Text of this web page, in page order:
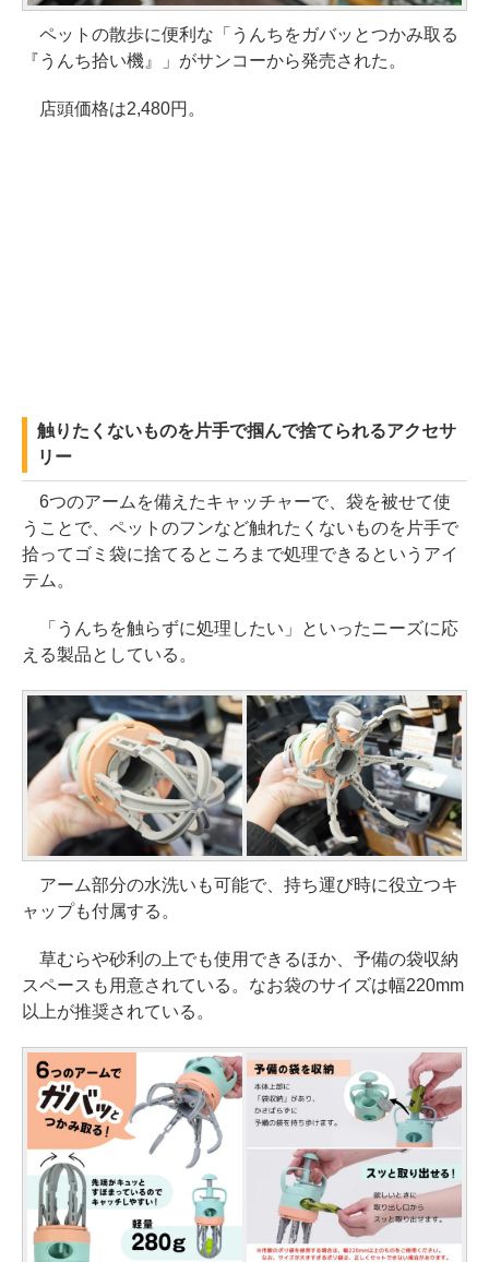
ペットの散歩に便利な「うんちをガバッとつかみ取る
『うんち拾い機』」がサンコーから発売された。
店頭価格は2,480円。
触りたくないものを片手で掴んで捨てられるアクセサ
リー
6つのアームを備えたキャッチャーで、袋を被せて使
うことで、ペットのフンなど触れたくないものを片手で
拾ってゴミ袋に捨てるところまで処理できるというアイ
テム。
「うんちを触らずに処理したい」といったニーズに応
える製品としている。
アーム部分の水洗いも可能で、持ち運び時に役立つキ
ャップも付属する。
草むらや砂利の上でも使用できるほか、予備の袋収納
スペースも用意されている。なお袋のサイズは幅220mm
以上が推奨されている。